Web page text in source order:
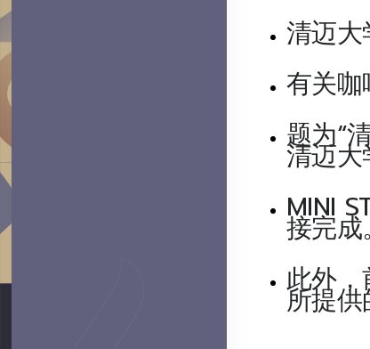
清迈
有关
题为“
清迈大
MINI
接完成
此外
所提供